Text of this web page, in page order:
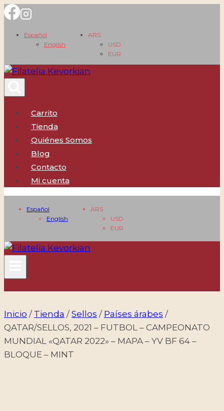
Saltar
contenido
Español
English
ARS
USD
EUR
Carrito
Tienda
Quiénes Somos
Blog
Contacto
Mi cuenta
Español
English
ARS
USD
EUR
Inicio / Tienda / Sellos / Países árabes /
QATAR/SELLOS, 2021 – FUTBOL – CAMPEONATO
MUNDIAL «QATAR 2022» – MAPA – YV BF 64 –
BLOQUE – MINT